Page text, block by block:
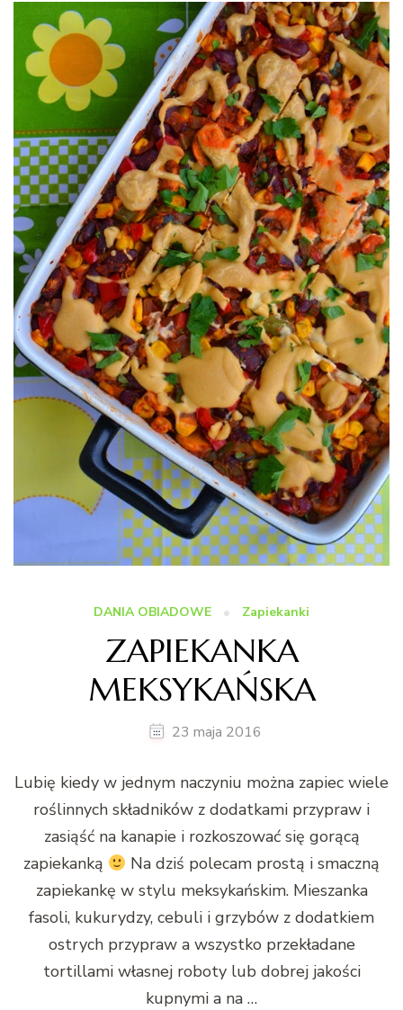
DANIA OBIADOWE Zapiekanki
ZAPIEKANKA
MEKSYKAŃSKA
23 maja 2016
Lubię kiedy w jednym naczyniu można zapiec wiele
roślinnych składników z dodatkami przypraw i
zasiąść na kanapie i rozkoszować się gorącą
zapiekanką
Na dziś polecam prostą i smaczną
zapiekankę w stylu meksykańskim. Mieszanka
fasoli, kukurydzy, cebuli i grzybów z dodatkiem
ostrych przypraw a wszystko przekładane
tortillami własnej roboty lub dobrej jakości
kupnymi a na …